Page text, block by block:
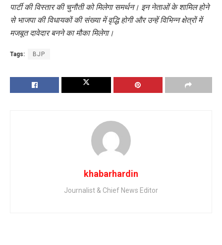
पार्टी की विस्तार की चुनौती को मिलेगा समर्थन। इन नेताओं के शामिल होने
से भाजपा की विधायकों की संख्या में वृद्धि होगी और उन्हें विभिन्न क्षेत्रों में
मजबूत दावेदार बनने का मौका मिलेगा।
Tags: BJP
khabarhardin
Journalist & Chief News Editor